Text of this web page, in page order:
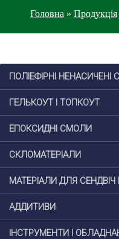
Головна » Продукція
ПОЛІЕФІРНІ
ГЕЛЬКОУТ І ТОПКОУТ
ЕПОКСИДНІ СМОЛИ
СКЛОМАТЕРІАЛИ
МАТЕРІАЛИ ДЛЯ
АДДИТИВИ
ІНСТРУМЕНТИ І